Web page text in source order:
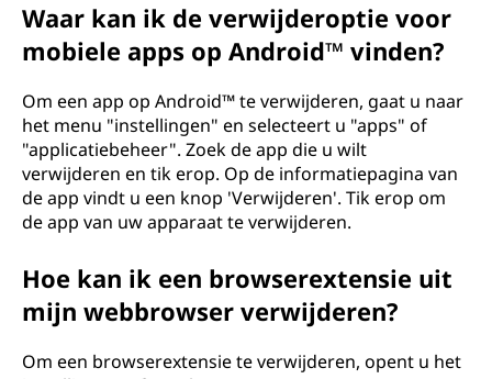
Waar kan ik de verwijderoptie voor
mobiele apps op Android™ vinden?
Om een app op Android™ te verwijderen, gaat u naar
het menu "instellingen" en selecteert u "apps" of
"applicatiebeheer". Zoek de app die u wilt
verwijderen en tik erop. Op de informatiepagina van
de app vindt u een knop 'Verwijderen'. Tik erop om
de app van uw apparaat te verwijderen.
Hoe kan ik een browserextensie uit
mijn webbrowser verwijderen?
Om een browserextensie te verwijderen, opent u het